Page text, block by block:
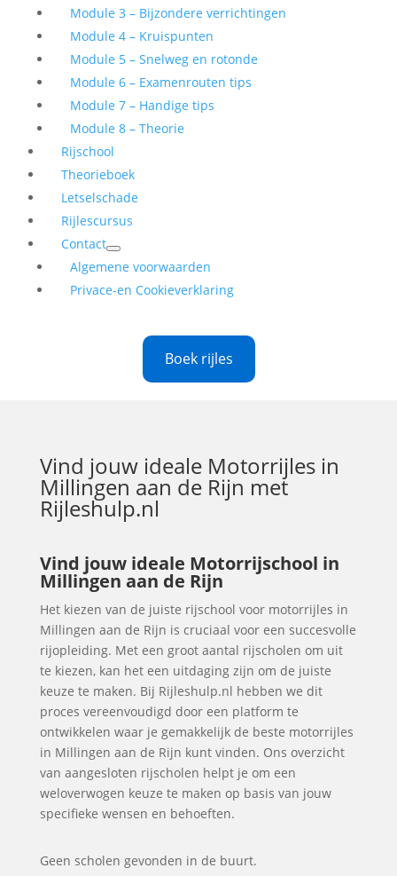
Module 3 – Bijzondere verrichtingen
Module 4 – Kruispunten
Module 5 – Snelweg en rotonde
Module 6 – Examenrouten tips
Module 7 – Handige tips
Module 8 – Theorie
Rijschool
Theorieboek
Letselschade
Rijlescursus
Contact
Algemene voorwaarden
Privace-en Cookieverklaring
Boek rijles
Vind jouw ideale Motorrijles in
Millingen aan de Rijn met
Rijleshulp.nl
Vind jouw ideale Motorrijschool in
Millingen aan de Rijn
Het kiezen van de juiste rijschool voor motorrijles in
Millingen aan de Rijn is cruciaal voor een succesvolle
rijopleiding. Met een groot aantal rijscholen om uit
te kiezen, kan het een uitdaging zijn om de juiste
keuze te maken. Bij Rijleshulp.nl hebben we dit
proces vereenvoudigd door een platform te
ontwikkelen waar je gemakkelijk de beste motorrijles
in Millingen aan de Rijn kunt vinden. Ons overzicht
van aangesloten rijscholen helpt je om een
weloverwogen keuze te maken op basis van jouw
specifieke wensen en behoeften.
Geen scholen gevonden in de buurt.